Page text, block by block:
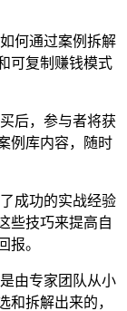
何通过案例拆解
可复制赚钱模式
后，参与者将获
例库内容，随时
成功的实战经验
些技巧来提高自
报。
由专家团队从小
和拆解出来的，